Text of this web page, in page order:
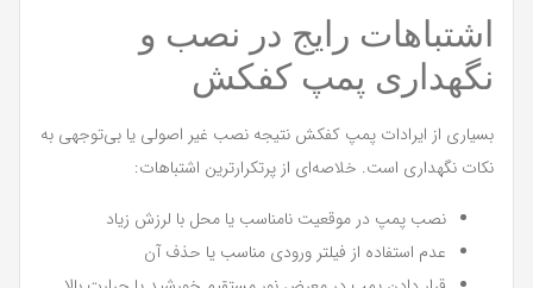
اشتباهات رایج در نصب و
نگهداری پمپ کفکش
بسیاری از ایرادات پمپ کفکش نتیجه نصب غیر اصولی یا بی‌توجهی به
نکات نگهداری است. خلاصه‌ای از پرتکرارترین اشتباهات:
نصب پمپ در موقعیت نامناسب یا محل با لرزش زیاد
عدم استفاده از فیلتر ورودی مناسب یا حذف آن